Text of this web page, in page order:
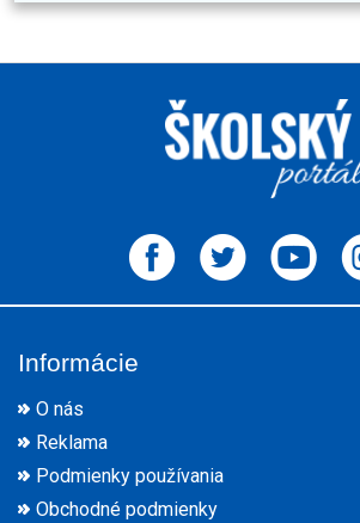
Informácie
O nás
Reklama
Podmienky používania
Obchodné podmienky